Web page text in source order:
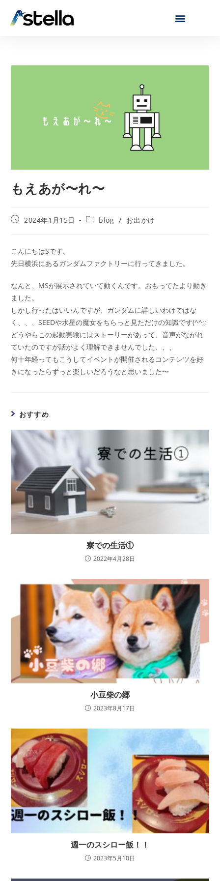
もえあが〜れ〜
2024年1月15日 blog / お出かけ
こんにちはSです。
先日横浜にあるガンダムファクトリーに行ってきました。
なんと、MSが展示されていて動くんです。おもってたより動き
ました。
しかし行ったはいいんですが、ガンダムに詳しいわけではな
く、、、SEEDや水星の魔女をちらっと見ただけの知識です(^^;;
どうやらこの起動実験にはストーリーがあって、音声がながれ
ていたのですが話がよく理解できませんでした、、、
何十年経ってもこうしてイベントが開催されるコンテンツを好
きになったらずっと楽しいだろうなと思いました〜
おすすめ
寮での生活①
2022年4月28日
小豆柴の郷
2023年8月17日
週一のスシロー飯！！
2023年5月10日